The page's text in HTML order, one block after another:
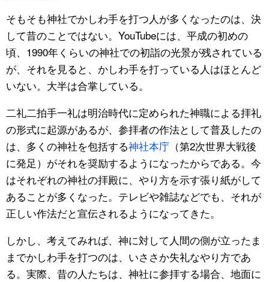
そもそも神社でかしわ手を打つ人が多くなったのは、決
して昔のことではない。YouTubeには、平成の初めの
頃、1990年くらいの神社での初詣の光景が残されている
が、それを見ると、かしわ手を打っている人はほとんど
いない。大半は合掌している。
二礼二拍手一礼は明治時代に定められた神職による拝礼
の形式に起源があるが、参拝者の作法として普及したの
は、多くの神社を包括する神社本庁（第2次世界大戦後
に発足）がそれを奨励するようになったからである。今
はそれぞれの神社の拝殿に、やり方を示す張り紙がして
あることが多くなった。テレビや雑誌などでも、それが
正しい作法だと宣伝されるようになってきた。
しかし、考えてみれば、神に対して人間の側が立ったま
までかしわ手を打つのは、いささか失礼なやり方であ
る。実際、昔の人たちは、神社に参拝する場合、地面に